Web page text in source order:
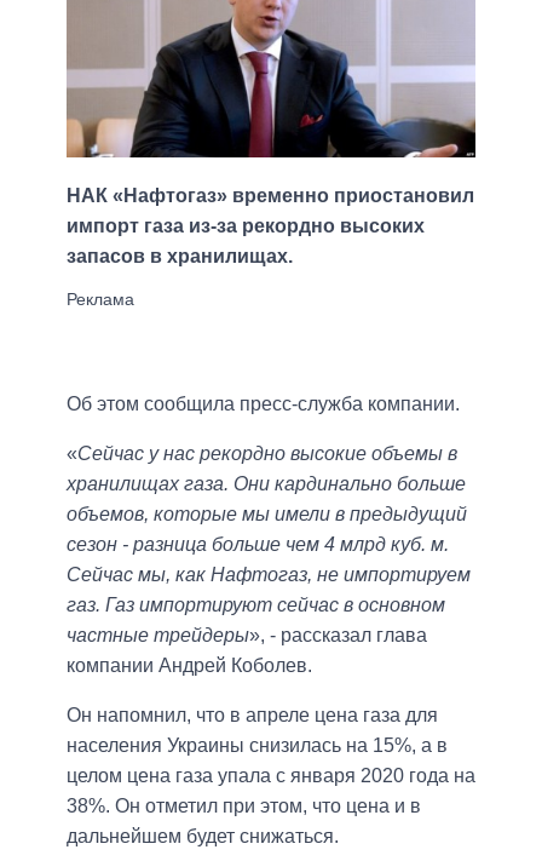
НАК «Нафтогаз» временно приостановил
импорт газа из-за рекордно высоких
запасов в хранилищах.
Об этом сообщила пресс-служба компании.
«Сейчас у нас рекордно высокие объемы в
хранилищах газа. Они кардинально больше
объемов, которые мы имели в предыдущий
сезон - разница больше чем 4 млрд куб. м.
Сейчас мы, как Нафтогаз, не импортируем
газ. Газ импортируют сейчас в основном
частные трейдеры», - рассказал глава
компании Андрей Коболев.
Он напомнил, что в апреле цена газа для
населения Украины снизилась на 15%, а в
целом цена газа упала с января 2020 года на
38%. Он отметил при этом, что цена и в
дальнейшем будет снижаться.